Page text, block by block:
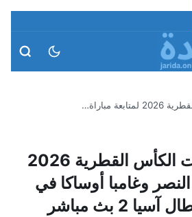
مباراة…
الآن تردد قنوات الكأس القطرية 2026
النصر وغامبا أوساكا في
نهائي دوري أبطال آسيا 2 بث مباشر